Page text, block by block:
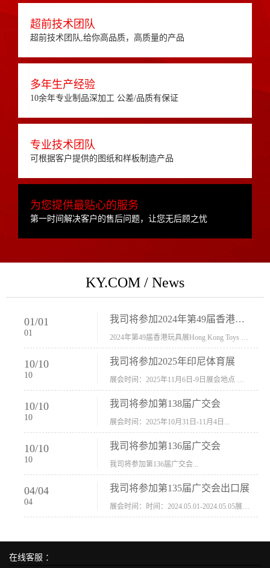
超前技术团队
超前技术团队,给你高品质，高质量的产品
多年生产经验
10余年专业制品深加工 公差/品质有保证
专业技术团队
可根据客户提供的图纸和样板制造产品
为您提供最贴心的服务
第一时间解决客户的售后问题，让您无后顾之忧
KY.COM / News
01/01
01
我司将参加2024年第49届香港玩具展Hong Kong Toys & Games Fair 欢迎新···
10/10
10
我司将参加2025年印尼体育展
10/10
10
我司将参加第138届广交会
展会时间：2025年10月31日-11月4日...
10/10
10
我司将参加第136届广交会
我司将参加第136届广交会...
04/04
04
我司将参加第135届广交会出口展
展会时间：时间：2024.05.01-2024.05.05展会地址：中国进出口商品交易会展馆福建康莱宝公司展位号12.1G37-38、H11-12，浙江康莱宝展位号17.1B23-24、C19-20...
在线客服 ：